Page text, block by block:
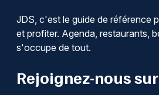
JDS, c'est le guide de référence
et profiter. Agenda, restaurants,
s'occupe de tout.
Rejoignez-nous sur